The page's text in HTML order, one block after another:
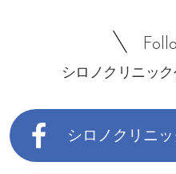
シロノクリニッ
シロノクリニ